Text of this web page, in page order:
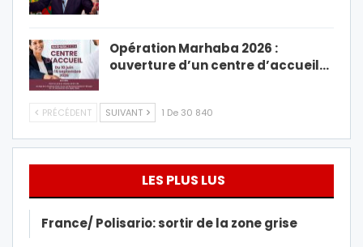
Opération Marhaba 2026 :
ouverture d’un centre d’accueil…
PRÉCÉDENT SUIVANT 1 De 30 840
LES PLUS LUS
France/ Polisario: sortir de la zone grise